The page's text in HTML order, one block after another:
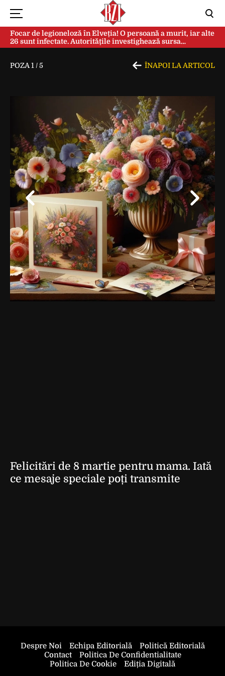
Focar de legioneloză în Elveția! O persoană a murit, iar alte
26 sunt infectate. Autoritățile investighează sursa
contaminării
POZA 1 /5 ÎNAPOI LA ARTICOL
Felicitări de 8 martie pentru mama. Iată
ce mesaje speciale poți transmite
Despre Noi Echipa Editorială
Politică Editorială
Contact
Politica De Confidentialitate
Politica De Cookie
Ediția Digitală